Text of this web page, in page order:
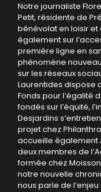
Notre journaliste
Petit, résidente de
bénévolat en loisir et
également sur
première ligne en
phénomène
sur les réseaux
Laurentides dispose
Fonds pour l’égalité
fondés sur l’équité,
Desjardins
projet chez
accueille également
deux membres de
formée chez
notre nouvelle
nous parle de